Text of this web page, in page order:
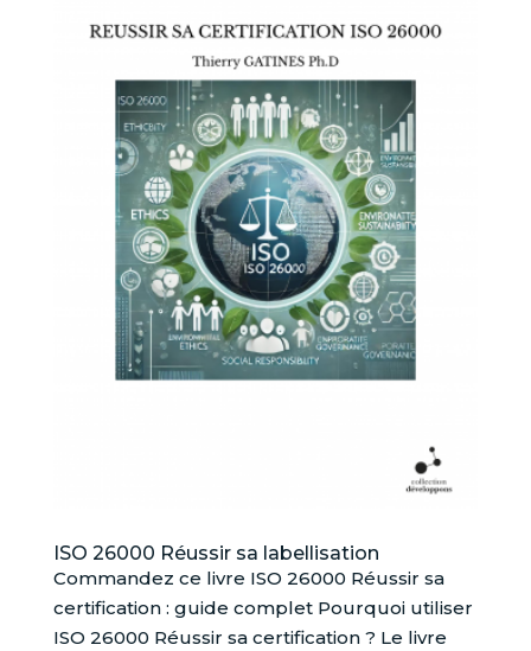
ISO 26000 Réussir sa labellisation
Commandez ce livre ISO 26000 Réussir sa
certification : guide complet Pourquoi utiliser
ISO 26000 Réussir sa certification ? Le livre